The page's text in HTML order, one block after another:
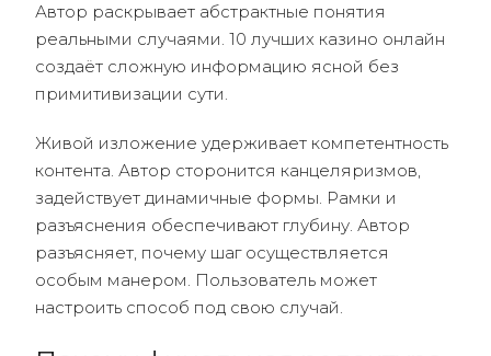
Автор раскрывает абстрактные понятия
реальными случаями. 10 лучших казино онлайн
создаёт сложную информацию ясной без
примитивизации сути.
Живой изложение удерживает компетентность
контента. Автор сторонится канцеляризмов,
задействует динамичные формы. Рамки и
разъяснения обеспечивают глубину. Автор
разъясняет, почему шаг осуществляется
особым манером. Пользователь может
настроить способ под свою случай.